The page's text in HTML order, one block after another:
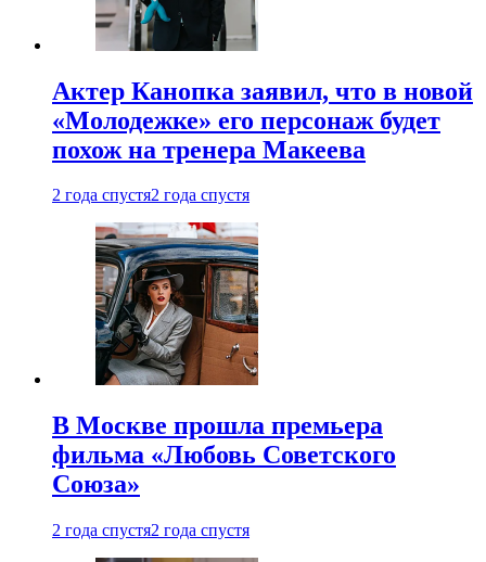
Актер Канопка заявил, что в новой
«Молодежке» его персонаж будет
похож на тренера Макеева
2 года спустя2 года спустя
В Москве прошла премьера
фильма «Любовь Советского
Союза»
2 года спустя2 года спустя